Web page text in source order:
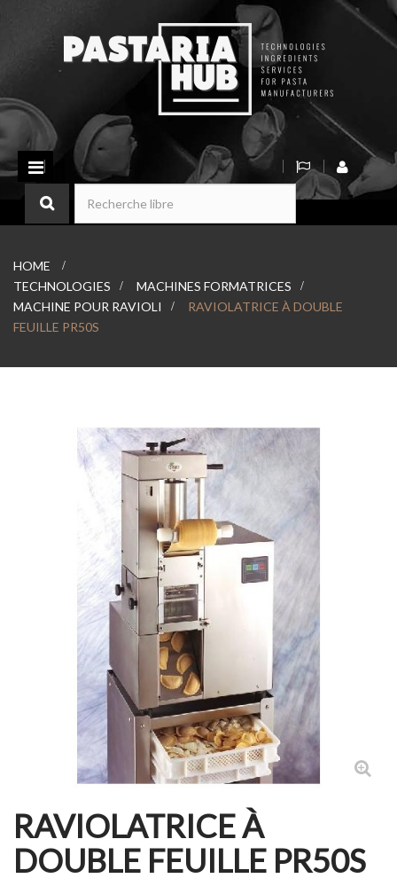
Basculer
la
navigation
HOME
>
TECHNOLOGIES
> MACHINES FORMATRICES
>
MACHINE POUR RAVIOLI
>
RAVIOLATRICE À DOUBLE
FEUILLE PR50S
RAVIOLATRICE À
DOUBLE FEUILLE PR50S